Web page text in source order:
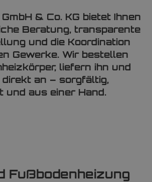
& Co. KG bietet Ihnen
Beratung, transparente
und die Koordination
Gewerke. Wir bestellen
liefern ihn und
an – sorgfältig,
und aus einer Hand.
Fußbodenheizung